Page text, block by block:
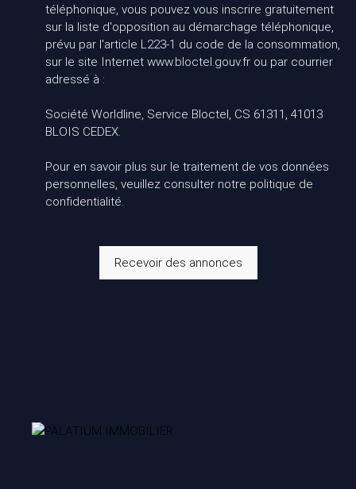
téléphonique, vous pouvez vous inscrire gratuitement
sur la liste d'opposition au démarchage téléphonique,
prévu par l'article L223-1 du code de la consommation,
sur le site Internet www.bloctel.gouv.fr ou par courrier
adressé à :
Société Worldline, Service Bloctel, CS 61311, 41013
BLOIS CEDEX.
Pour en savoir plus sur le traitement de vos données
personnelles, veuillez consulter notre politique de
confidentialité.
Recevoir des annonces